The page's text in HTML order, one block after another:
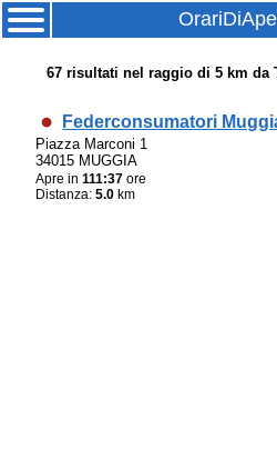
67 risultati nel raggio di 5 km da
Federconsumatori
Piazza Marconi 1
34015 MUGGIA
Apre in111:37 ore
Distanza:5.0 km